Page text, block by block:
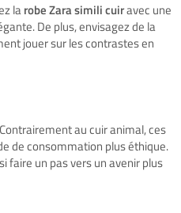
larobe Zara simili cuiravec une
De plus, envisagez de la
jouer sur les contrastes en
au cuir animal, ces
de consommation plus éthique.
faire un pas vers un avenir plus